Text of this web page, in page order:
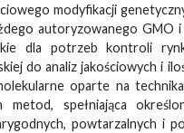
modyfikacji
autoryzowanego GMO
dla potrzeb kontroli
do analiz jakościowych i
oparte na
spełniająca
powtarzalnych i